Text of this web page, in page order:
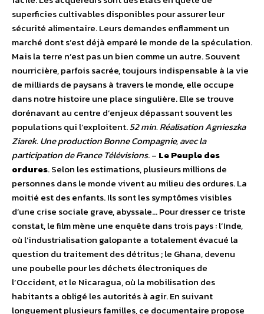
superficies cultivables disponibles pour assurer leur
sécurité alimentaire. Leurs demandes enflamment un
marché dont s’est déjà emparé le monde de la spéculation.
Mais la terre n’est pas un bien comme un autre. Souvent
nourricière, parfois sacrée, toujours indispensable à la vie
de milliards de paysans à travers le monde, elle occupe
dans notre histoire une place singulière. Elle se trouve
dorénavant au centre d’enjeux dépassant souvent les
populations qui l’exploitent.52 min. Réalisation Agnieszka
Ziarek. Une production Bonne Compagnie, avec la
participation de France Télévisions. – Le Peuple des
ordures. Selon les estimations, plusieurs millions de
personnes dans le monde vivent au milieu des ordures. La
moitié est des enfants. Ils sont les symptômes visibles
d’une crise sociale grave, abyssale… Pour dresser ce triste
constat, le film mène une enquête dans trois pays : l’Inde,
où l’industrialisation galopante a totalement évacué la
question du traitement des détritus ; le Ghana, devenu
une poubelle pour les déchets électroniques de
l’Occident, et le Nicaragua, où la mobilisation des
habitants a obligé les autorités à agir. En suivant
longuement plusieurs familles, ce documentaire propose